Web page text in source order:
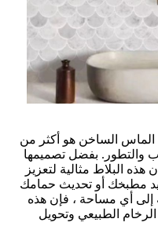
الماس الساخن هو أكثر من
والتطور. بفضل تصميمها
هذه البلاط مثالية لتعزيز
مطبخك أو تحديث حمامك
إلى أي مساحة ، فإن هذه
الطبيعي وتحويل